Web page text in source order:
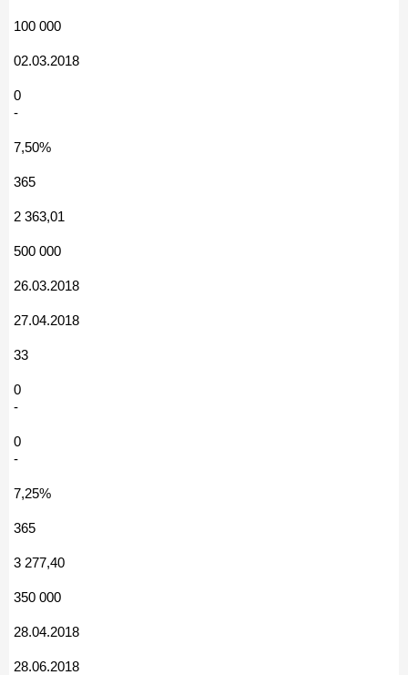
100 000
02.03.2018
0
-
7,50%
365
2 363,01
500 000
26.03.2018
27.04.2018
33
0
-
0
-
7,25%
365
3 277,40
350 000
28.04.2018
28.06.2018